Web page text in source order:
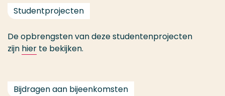
Studentprojecten
De opbrengsten van deze studentenprojecten
zijn hier te bekijken.
Bijdragen aan bijeenkomsten